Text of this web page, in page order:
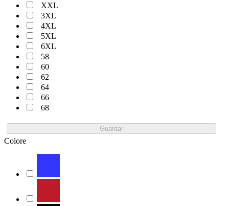
XXL
3XL
4XL
5XL
6XL
58
60
62
64
66
68
Guardar
Colore